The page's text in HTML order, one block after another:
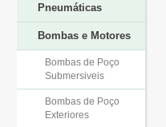
Pneumáticas
Bombas e Motores
Bombas de Poço
Submersiveis
Bombas de Poço
Exteriores